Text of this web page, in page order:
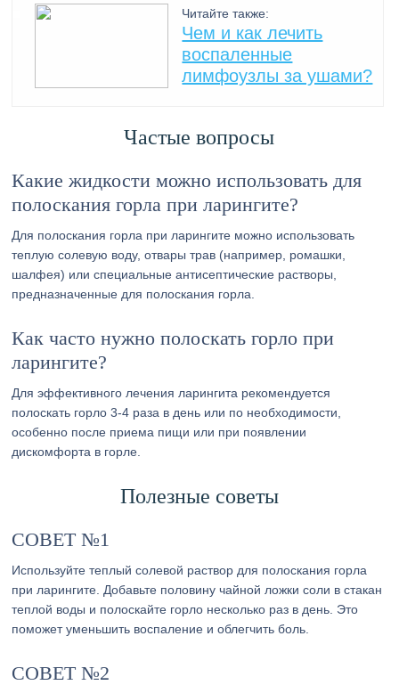
Читайте также:
Чем и как лечить
воспаленные
лимфоузлы за ушами?
Частые вопросы
Какие жидкости можно использовать для
полоскания горла при ларингите?
Для полоскания горла при ларингите можно использовать
теплую солевую воду, отвары трав (например, ромашки,
шалфея) или специальные антисептические растворы,
предназначенные для полоскания горла.
Как часто нужно полоскать горло при
ларингите?
Для эффективного лечения ларингита рекомендуется
полоскать горло 3-4 раза в день или по необходимости,
особенно после приема пищи или при появлении
дискомфорта в горле.
Полезные советы
СОВЕТ №1
Используйте теплый солевой раствор для полоскания горла
при ларингите. Добавьте половину чайной ложки соли в стакан
теплой воды и полоскайте горло несколько раз в день. Это
поможет уменьшить воспаление и облегчить боль.
СОВЕТ №2